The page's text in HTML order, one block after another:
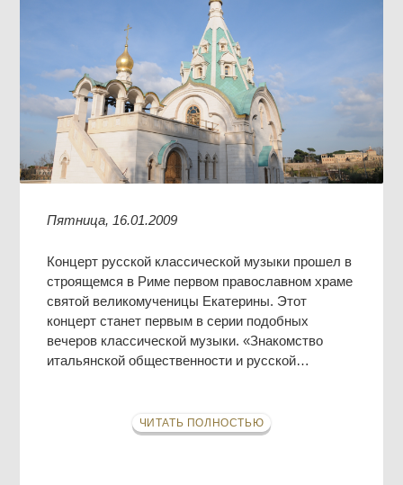
Пятница, 16.01.2009
Концерт русской классической музыки прошел в
строящемся в Риме первом православном храме
святой великомученицы Екатерины. Этот
концерт станет первым в серии подобных
вечеров классической музыки. «Знакомство
итальянской общественности и русской…
ЧИТАТЬ ПОЛНОСТЬЮ